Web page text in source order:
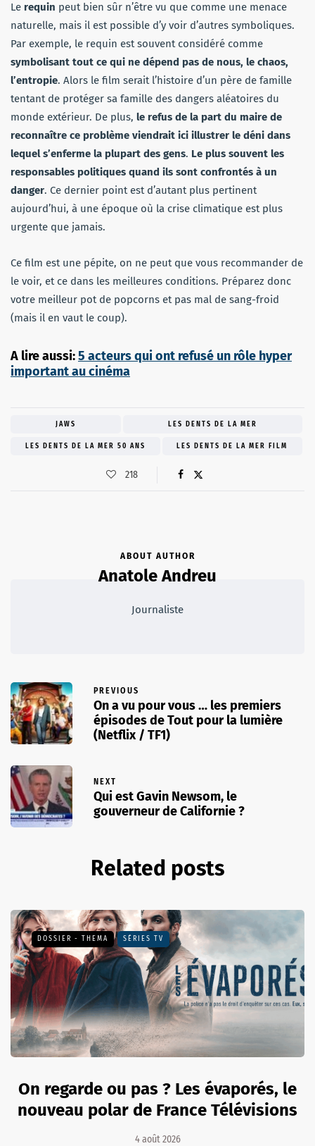
Le requin peut bien sûr n’être vu que comme une menace
naturelle, mais il est possible d’y voir d’autres symboliques.
Par exemple, le requin est souvent considéré comme
symbolisant tout ce qui ne dépend pas de nous, le chaos,
l’entropie. Alors le film serait l’histoire d’un père de famille
tentant de protéger sa famille des dangers aléatoires du
monde extérieur. De plus, le refus de la part du maire de
reconnaître ce problème viendrait ici illustrer le déni dans
lequel s’enferme la plupart des gens. Le plus souvent les
responsables politiques quand ils sont confrontés à un
danger. Ce dernier point est d’autant plus pertinent
aujourd’hui, à une époque où la crise climatique est plus
urgente que jamais.
Ce film est une pépite, on ne peut que vous recommander de
le voir, et ce dans les meilleures conditions. Préparez donc
votre meilleur pot de popcorns et pas mal de sang-froid
(mais il en vaut le coup).
A lire aussi:5 acteurs qui ont refusé un rôle hyper
important au cinéma
JAWS LES DENTS DE LA MER
LES DENTS DE LA MER 50 ANS LES DENTS DE LA MER FILM
218
ABOUT AUTHOR
Anatole Andreu
Journaliste
PREVIOUS
On a vu pour vous … les premiers
épisodes de Tout pour la lumière
(Netflix / TF1)
NEXT
Qui est Gavin Newsom, le
gouverneur de Californie ?
Related posts
DOSSIER - THEMA SÉRIES TV
On regarde ou pas ? Les évaporés, le
nouveau polar de France Télévisions
4 août 2026